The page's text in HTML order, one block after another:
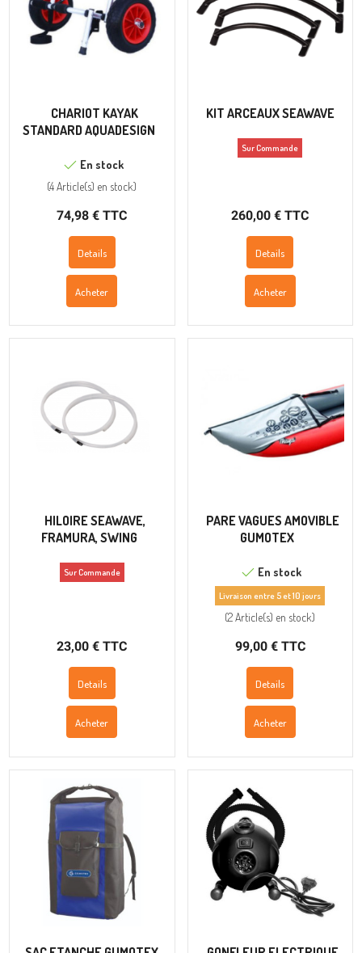
CHARIOT KAYAK
STANDARD AQUADESIGN
En stock
(4 Article(s) en stock)
74,98 € TTC
Details
Acheter
KIT ARCEAUX SEAWAVE
Sur Commande
260,00 € TTC
Details
Acheter
HILOIRE SEAWAVE,
FRAMURA, SWING
Sur Commande
23,00 € TTC
Details
Acheter
PARE VAGUES AMOVIBLE
GUMOTEX
En stock
Livraison entre 5 et 10 jours
(2 Article(s) en stock)
99,00 € TTC
Details
Acheter